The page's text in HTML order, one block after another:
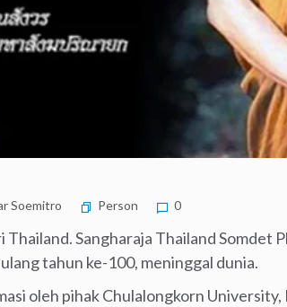
Soemitro Person 0
Sangharaja Thailand Somdet
tahun ke-100, meninggal dunia.
oleh pihak Chulalongkorn University,